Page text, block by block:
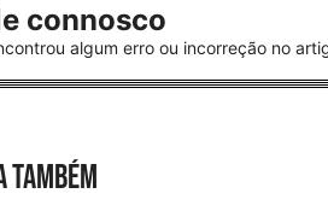
connosco
algum erro ou incorreção no
TAMBÉM